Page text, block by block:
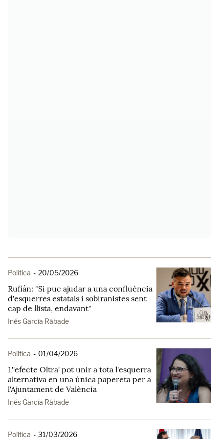
Política - 20/05/2026
Rufián: "Si puc ajudar a una confluència
d'esquerres estatals i sobiranistes sent
cap de llista, endavant"
Inés García Rábade
Política - 01/04/2026
L''efecte Oltra' pot unir a tota l'esquerra
alternativa en una única papereta per a
l'Ajuntament de València
Inés García Rábade
Política - 31/03/2026